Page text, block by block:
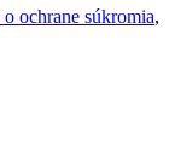
ochrane súkromia,